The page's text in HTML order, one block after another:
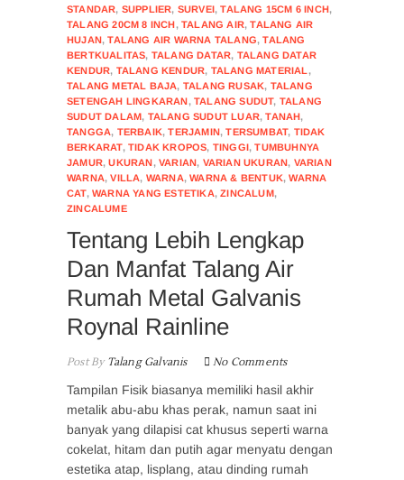
STANDAR, SUPPLIER, SURVEI,TALANG 15CM 6 INCH,
TALANG 20CM 8 INCH,TALANG AIR,TALANG AIR
HUJAN,TALANG AIR WARNA TALANG,TALANG
BERTKUALITAS, TALANG DATAR, TALANG DATAR
KENDUR, TALANG KENDUR, TALANG MATERIAL ,
TALANG METAL BAJA, TALANG RUSAK, TALANG
SETENGAH LINGKARAN,TALANG SUDUT, TALANG
SUDUT DALAM, TALANG SUDUT LUAR,TANAH,
TANGGA, TERBAIK,TERJAMIN,TERSUMBAT, TIDAK
BERKARAT,TIDAK KROPOS, TINGGI,TUMBUHNYA
JAMUR,UKURAN,VARIAN, VARIAN UKURAN, VARIAN
WARNA,VILLA, WARNA,WARNA & BENTUK,WARNA
CAT,WARNA YANG ESTETIKA,ZINCALUM,
ZINCALUME
Tentang Lebih Lengkap
Dan Manfat Talang Air
Rumah Metal Galvanis
Roynal Rainline
Post ByTalang Galvanis No Comments
Tampilan Fisik biasanya memiliki hasil akhir
metalik abu-abu khas perak, namun saat ini
banyak yang dilapisi cat khusus seperti warna
cokelat, hitam dan putih agar menyatu dengan
estetika atap, lisplang, atau dinding rumah